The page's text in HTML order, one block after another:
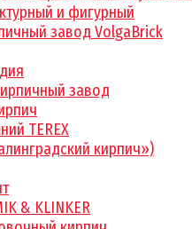
и фигурный
завод VolgaBrick
завод
TEREX
кирпич»)
& KLINKER